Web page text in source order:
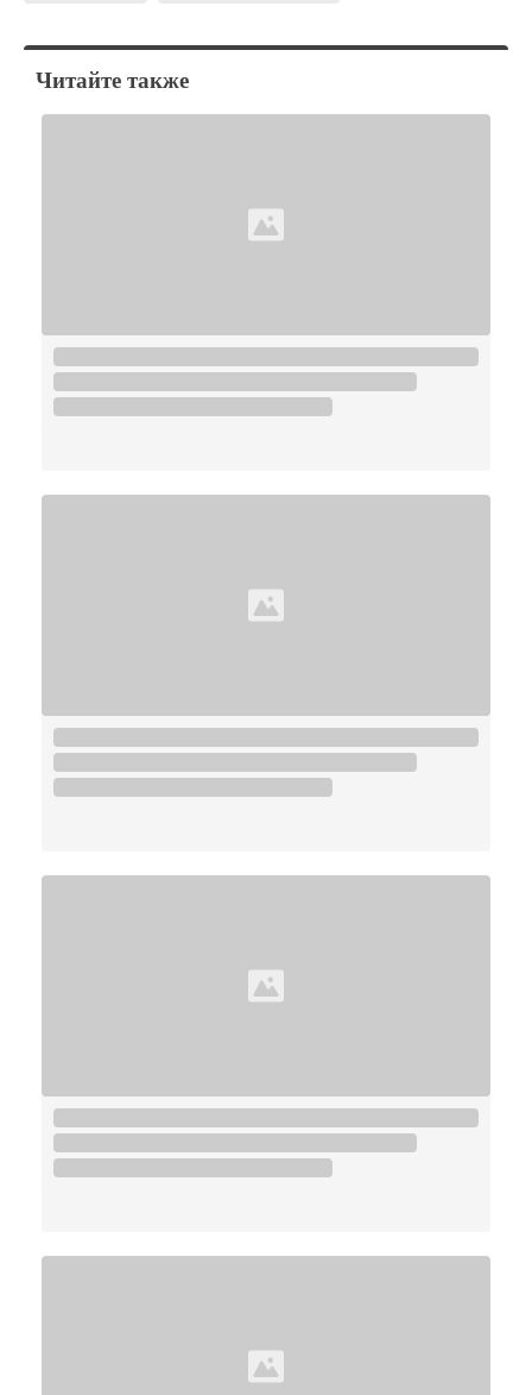
Читайте также